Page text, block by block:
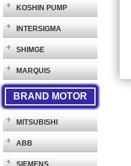
KOSHIN PUMP
INTERSIGMA
SHIMGE
MARQUIS
BRAND MOTOR
MITSUBISHI
ABB
SIEMENS